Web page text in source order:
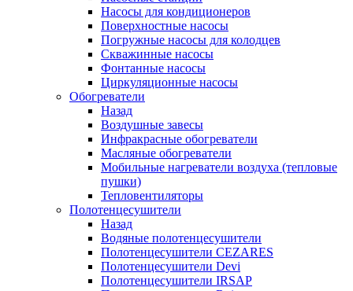
Насосы для кондиционеров
Поверхностные насосы
Погружные насосы для колодцев
Скважинные насосы
Фонтанные насосы
Циркуляционные насосы
Обогреватели
Назад
Воздушные завесы
Инфракрасные обогреватели
Масляные обогреватели
Мобильные нагреватели воздуха (тепловые
пушки)
Тепловентиляторы
Полотенцесушители
Назад
Водяные полотенцесушители
Полотенцесушители CEZARES
Полотенцесушители Devi
Полотенцесушители IRSAP